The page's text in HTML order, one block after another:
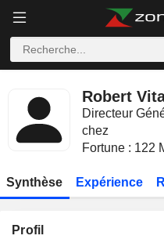
Robert
Directeur
chez
Fortune : 122
Synthèse Expérience
Profil